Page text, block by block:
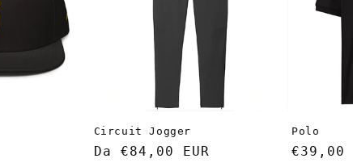
Circuit Jogger
Prezzo
Da €84,00 EUR
Polo
Prezzo
€39,00